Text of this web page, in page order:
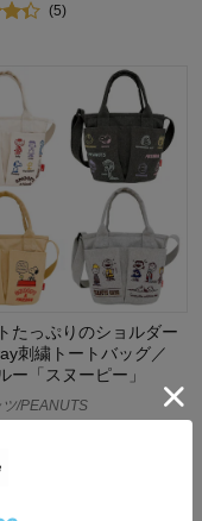
(5)
たっぷりのショルダー
刺繍トートバッグ／
ー「スヌーピー」
ツ/PEANUTS